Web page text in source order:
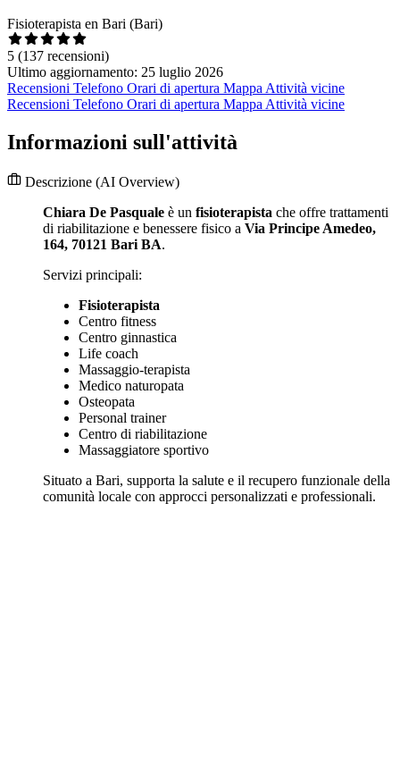
Fisioterapista en Bari (Bari)
5 (137 recensioni)
Ultimo aggiornamento: 25 luglio 2026
Recensioni Telefono Orari di apertura Mappa Attività vicine
Recensioni Telefono Orari di apertura Mappa Attività vicine
Informazioni sull'attività
Descrizione (AI Overview)
Chiara De Pasquale è un fisioterapista che offre trattamenti
di riabilitazione e benessere fisico a Via Principe Amedeo,
164, 70121 Bari BA.
Servizi principali:
Fisioterapista
Centro fitness
Centro ginnastica
Life coach
Massaggio-terapista
Medico naturopata
Osteopata
Personal trainer
Centro di riabilitazione
Massaggiatore sportivo
Situato a Bari, supporta la salute e il recupero funzionale della
comunità locale con approcci personalizzati e professionali.